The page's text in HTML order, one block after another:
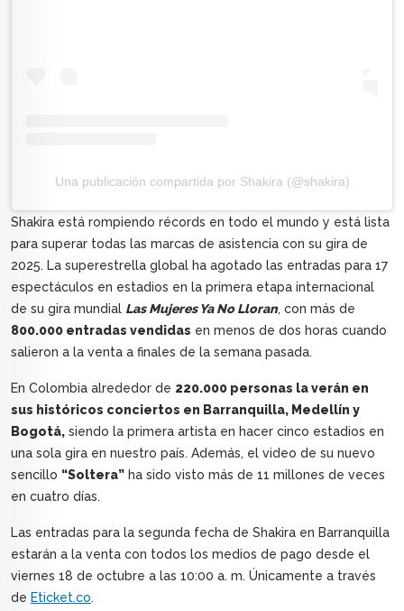
Una publicación compartida por Shakira (@shakira)
Shakira está rompiendo récords en todo el mundo y está lista
para superar todas las marcas de asistencia con su gira de
2025. La superestrella global ha agotado las entradas para 17
espectáculos en estadios en la primera etapa internacional
de su gira mundial Las Mujeres Ya No Lloran, con más de
800.000 entradas vendidas en menos de dos horas cuando
salieron a la venta a finales de la semana pasada.
En Colombia alrededor de 220.000 personas la verán en
sus históricos conciertos en Barranquilla, Medellín y
Bogotá, siendo la primera artista en hacer cinco estadios en
una sola gira en nuestro país. Además, el video de su nuevo
sencillo “Soltera” ha sido visto más de 11 millones de veces
en cuatro días.
Las entradas para la segunda fecha de Shakira en Barranquilla
estarán a la venta con todos los medios de pago desde el
viernes 18 de octubre a las 10:00 a. m. Únicamente a través
de Eticket.co.